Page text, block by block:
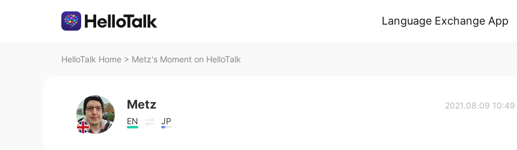
Language Exchange App
HelloTalk Home > Metz's Moment on HelloTalk
Metz
EN JP
2021.08.09 10:49